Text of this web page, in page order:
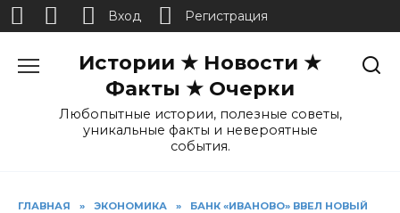
Истории ★ Новости ★
Факты ★ Очерки
Любопытные истории, полезные советы,
уникальные факты и невероятные
события.
ГЛАВНАЯ » ЭКОНОМИКА »
БАНК «ИВАНОВО» ВВЕЛ НОВЫЙ
Вход Регистрация